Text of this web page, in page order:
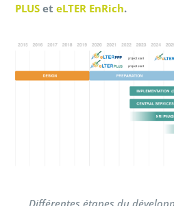
PLUS eteLTER EnRich.